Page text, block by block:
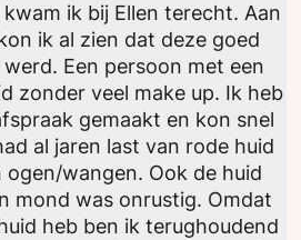
ik bij Ellen terecht. Aan
ik al zien dat deze goed
Een persoon met een
zonder veel make up. Ik heb
gemaakt en kon snel
al jaren last van rode huid
ogen/wangen. Ook de huid
mond was onrustig. Omdat
heb ben ik terughoudend